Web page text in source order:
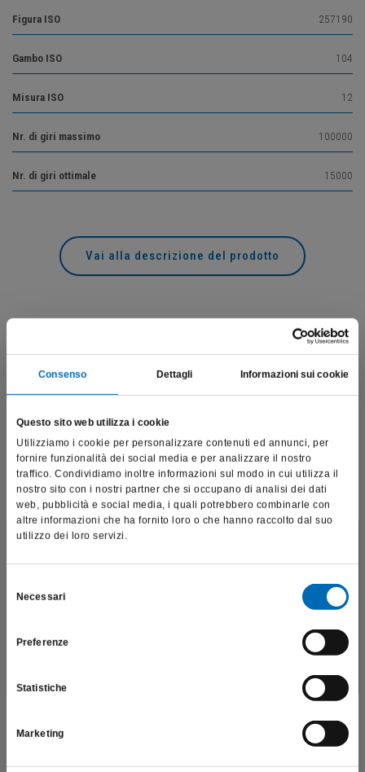
Consenso Dettagli Informazioni sui cookie
Questo sito web utilizza i cookie
Utilizziamo i cookie per personalizzare contenuti ed annunci, per
fornire funzionalità dei social media e per analizzare il nostro
traffico. Condividiamo inoltre informazioni sul modo in cui utilizza il
nostro sito con i nostri partner che si occupano di analisi dei dati
web, pubblicità e social media, i quali potrebbero combinarle con
altre informazioni che ha fornito loro o che hanno raccolto dal suo
utilizzo dei loro servizi.
delNecessari
Preferenze
Statistiche
Marketing
Figura ISO 257190
Gambo ISO 104
Misura ISO 12
Nr. di giri massimo 100000
Nr. di giri ottimale 15000
Vai alla descrizione del prodotto
H129DF
professionali e riporta dati, prodotti e beni sensibili per la
salute e la sicurezza del paziente; pertanto, per visitare il sito,